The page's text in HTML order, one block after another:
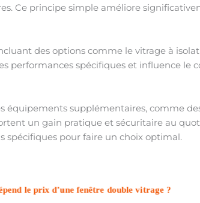
Ce principe simple améliore
des options comme le vitrage à
performances spécifiques et influence le
équipements supplémentaires, comme
un gain pratique et sécuritaire au
spécifiques pour faire un choix optimal.
le prix d’une fenêtre double vitrage ?